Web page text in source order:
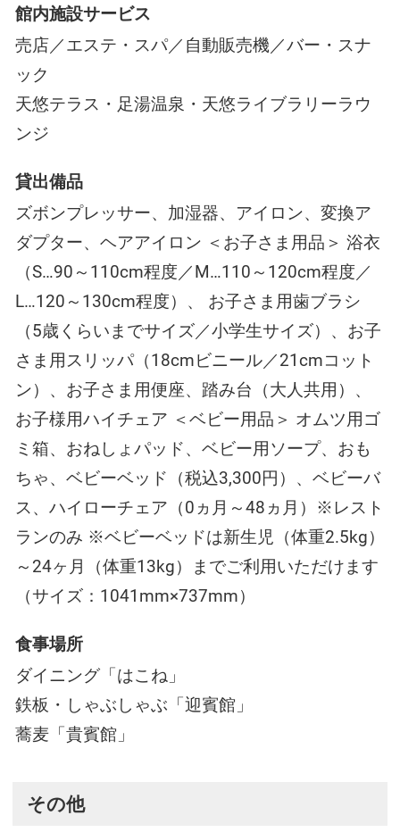
館内施設サービス
売店／エステ・スパ／自動販売機／バー・スナ
ック
天悠テラス・足湯温泉・天悠ライブラリーラウ
ンジ
貸出備品
ズボンプレッサー、加湿器、アイロン、変換ア
ダプター、ヘアアイロン ＜お子さま用品＞ 浴衣
（S…90～110cm程度／M…110～120cm程度／
L…120～130cm程度）、 お子さま用歯ブラシ
（5歳くらいまでサイズ／小学生サイズ）、お子
さま用スリッパ（18cmビニール／21cmコット
ン）、お子さま用便座、踏み台（大人共用）、
お子様用ハイチェア ＜ベビー用品＞ オムツ用ゴ
ミ箱、おねしょパッド、ベビー用ソープ、おも
ちゃ、ベビーベッド（税込3,300円）、ベビーバ
ス、ハイローチェア（0ヵ月～48ヵ月）※レスト
ランのみ ※ベビーベッドは新生児（体重2.5kg）
～24ヶ月（体重13kg）までご利用いただけます
（サイズ：1041mm×737mm）
食事場所
ダイニング「はこね」
鉄板・しゃぶしゃぶ「迎賓館」
蕎麦「貴賓館」
その他